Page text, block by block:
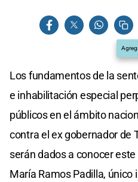
Los fundamentos de la
e inhabilitación especial
públicos en el ámbito
contra el ex gobernador de
serán dados a conocer
María Ramos Padilla, único